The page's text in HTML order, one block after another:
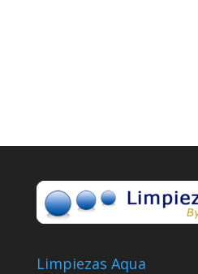
Limpiezas Aqua